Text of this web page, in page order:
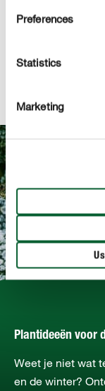
Preferences
Statistics
Marketing
artikel laten we
Plantideeën voor
Weet je niet wat
en de winter?